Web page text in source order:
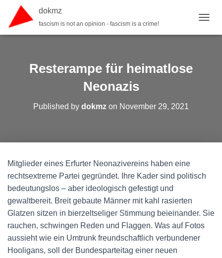
dokmz
fascism is not an opinion - fascism is a crime!
Resterampe für heimatlose
Neonazis
Published by dokmz on November 29, 2021
Mitglieder eines Erfurter Neonazivereins haben eine
rechtsextreme Partei gegründet. Ihre Kader sind politisch
bedeutungslos – aber ideologisch gefestigt und
gewaltbereit. Breit gebaute Männer mit kahl rasierten
Glatzen sitzen in bierzeltseliger Stimmung beieinander. Sie
rauchen, schwingen Reden und Flaggen. Was auf Fotos
aussieht wie ein Umtrunk freundschaftlich verbundener
Hooligans, soll der Bundesparteitag einer neuen